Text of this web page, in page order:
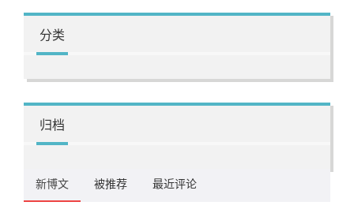
分类
归档
新博文 被推荐 最近评论